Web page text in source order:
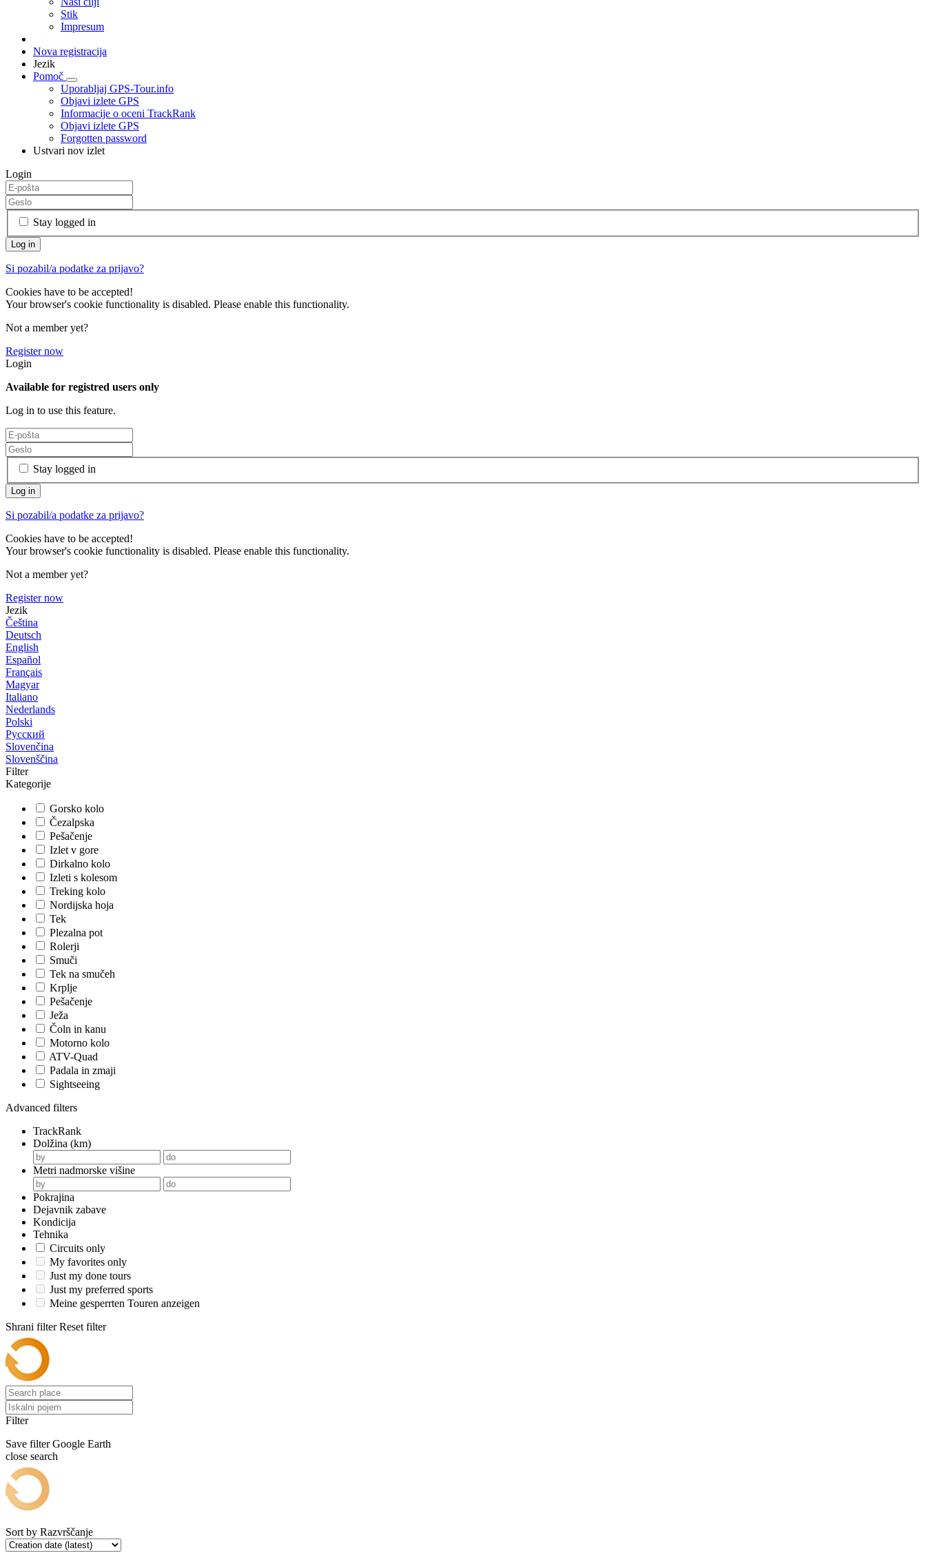
Stik
Impresum
Nova registracija
Jezik
Pomoč
Uporabljaj GPS-Tour.info
Objavi izlete GPS
Informacije o oceni TrackRank
Objavi izlete GPS
Forgotten password
Ustvari nov izlet
Login
Stay logged in
Si pozabil/a podatke za prijavo?
Cookies have to be accepted!
Your browser's cookie functionality is disabled. Please enable this functionality.
Not a member yet?
Register now
Login
Available for registred users only
Log in to use this feature.
Stay logged in
Si pozabil/a podatke za prijavo?
Cookies have to be accepted!
Your browser's cookie functionality is disabled. Please enable this functionality.
Not a member yet?
Register now
Jezik
Čeština
Deutsch
English
Español
Français
Magyar
Italiano
Nederlands
Polski
Русский
Slovenčina
Slovenščina
Filter
Kategorije
Gorsko kolo
Čezalpska
Pešačenje
Izlet v gore
Dirkalno kolo
Izleti s kolesom
Treking kolo
Nordijska hoja
Tek
Plezalna pot
Rolerji
Smuči
Tek na smučeh
Krplje
Pešačenje
Ježa
Čoln in kanu
Motorno kolo
ATV-Quad
Padala in zmaji
Sightseeing
Advanced filters
TrackRank
Dolžina (km)
Metri nadmorske višine
Pokrajina
Dejavnik zabave
Kondicija
Tehnika
Circuits only
My favorites only
Just my done tours
Just my preferred sports
Meine gesperrten Touren anzeigen
Shrani filter Reset filter
Filter
Save filter Google Earth
close search
Sort by Razvrščanje